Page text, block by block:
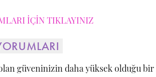
İÇİN TIKLAYINIZ
güveninizin daha yüksek olduğu bir